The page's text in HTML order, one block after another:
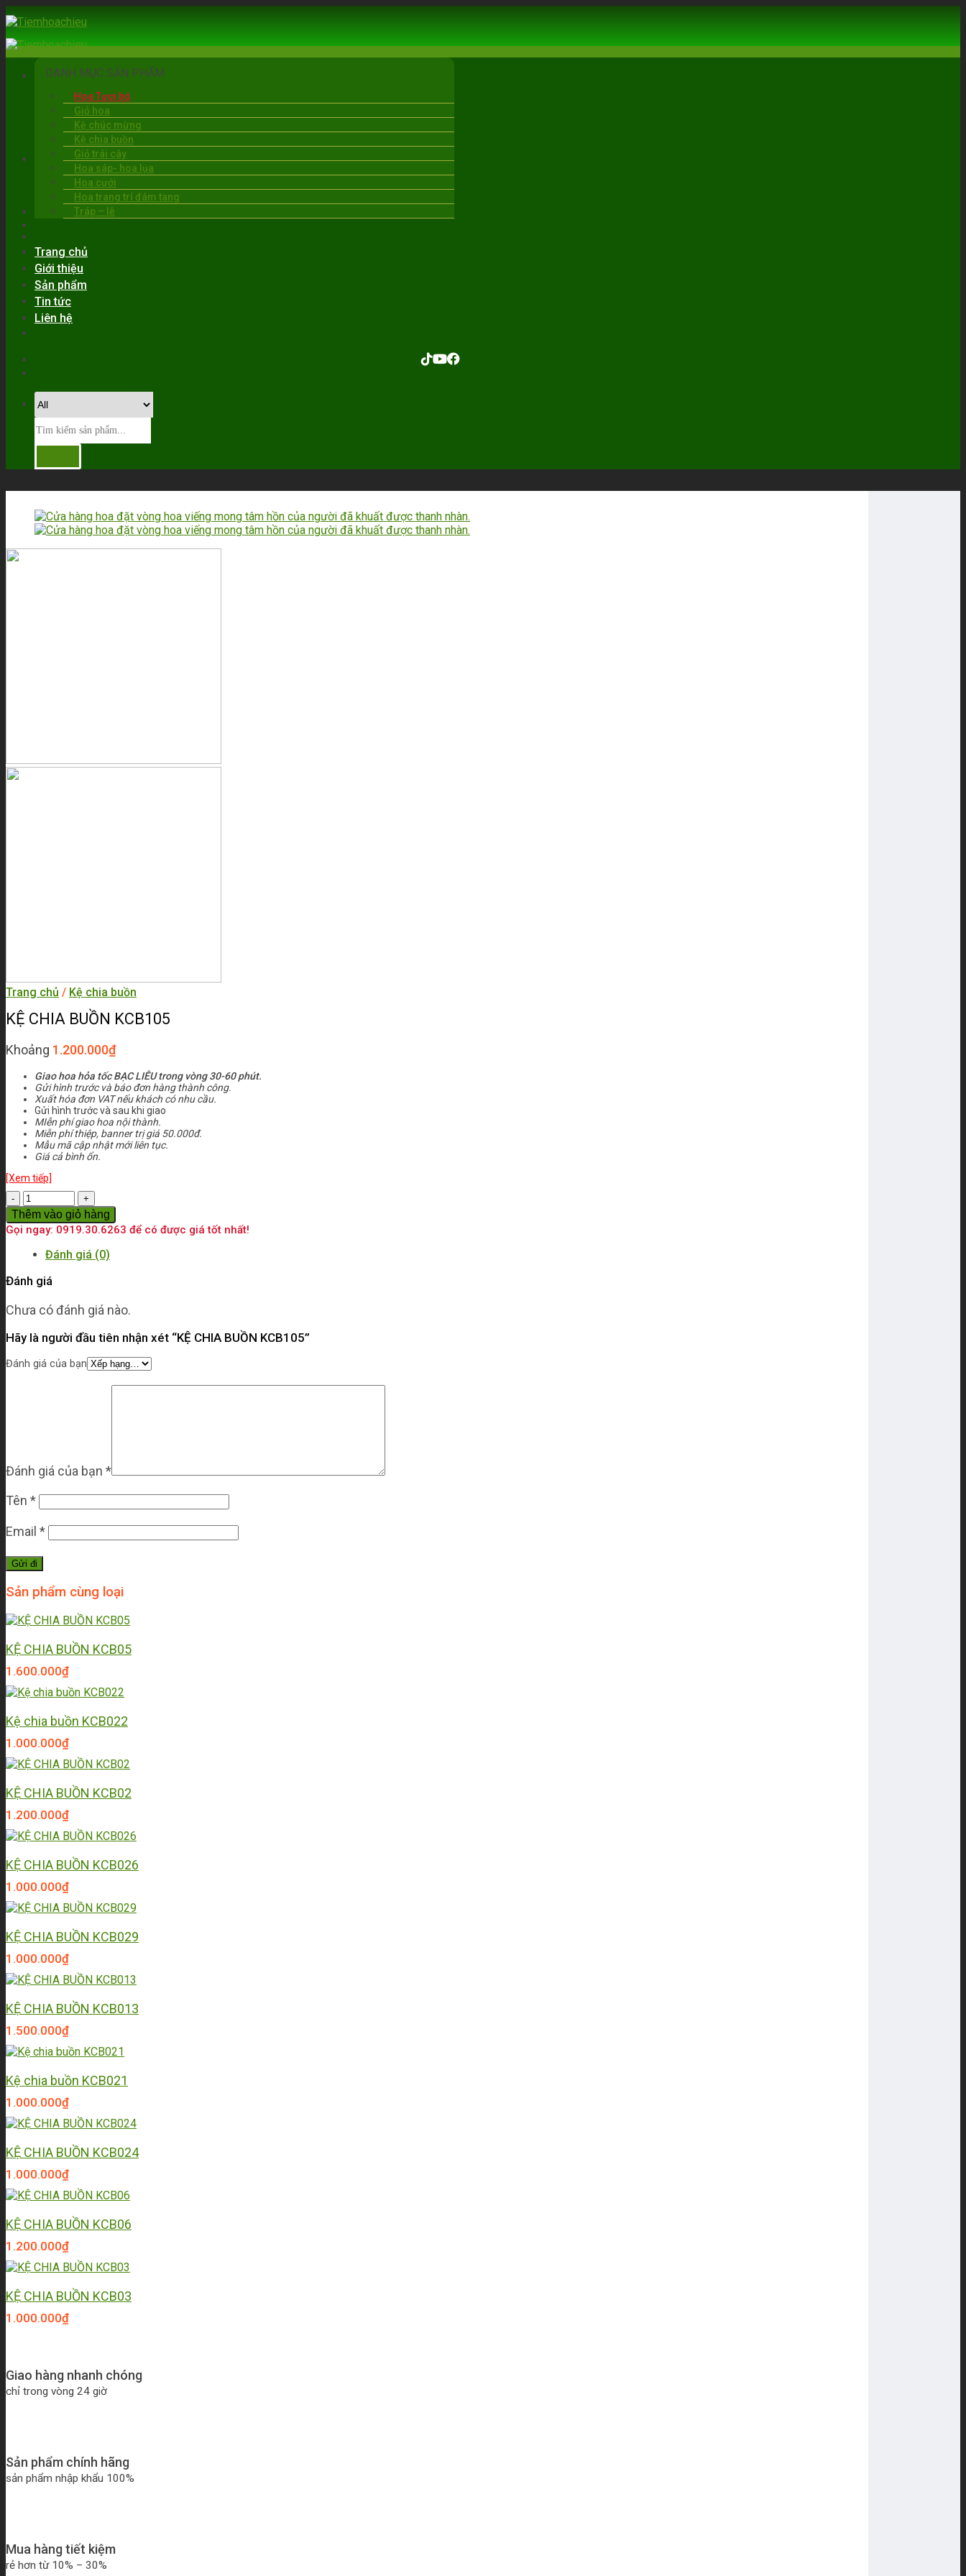
Skip
to
content
BẠC LIÊU
06:00 - 22:00
0919.30.6263
DANH MỤC SẢN PHẨM
Hoa Tươi bó
Giỏ hoa
Kệ chúc mừng
Kệ chia buồn
Giỏ trái cây
Hoa sáp- hoa lụa
Hoa cưới
Hoa trang trí đám tang
Tráp – lễ
Trang chủ
Giới thiệu
Sản phẩm
Tin tức
Liên hệ
Trang chủ / Kệ chia buồn
KỆ CHIA BUỒN KCB105
Khoảng 1.200.000₫
Giao hoa hỏa tốc BẠC LIÊU trong vòng 30-60 phút.
Gửi hình trước và báo đơn hàng thành công.
Xuất hóa đơn VAT nếu khách có nhu cầu.
Gửi hình trước và sau khi giao
MIễn phí giao hoa nội thành.
Miễn phí thiệp, banner trị giá 50.000đ.
Mẫu mã cập nhật mới liên tục.
Giá cả bình ổn.
[Xem tiếp]
Số
lượng
Thêm vào giỏ hàng
Gọi ngay: 0919.30.6263 để có được giá tốt nhất!
Đánh giá (0)
Đánh giá
Chưa có đánh giá nào.
Hãy là người đầu tiên nhận xét “KỆ CHIA BUỒN KCB105”
Đánh giá của bạn
Đánh giá của bạn *
Tên *
Email *
Sản phẩm cùng loại
KỆ CHIA BUỒN KCB05
1.600.000₫
Kệ chia buồn KCB022
1.000.000₫
KỆ CHIA BUỒN KCB02
1.200.000₫
KỆ CHIA BUỒN KCB026
1.000.000₫
KỆ CHIA BUỒN KCB029
1.000.000₫
KỆ CHIA BUỒN KCB013
1.500.000₫
Kệ chia buồn KCB021
1.000.000₫
KỆ CHIA BUỒN KCB024
1.000.000₫
KỆ CHIA BUỒN KCB06
1.200.000₫
KỆ CHIA BUỒN KCB03
1.000.000₫
Giao hàng nhanh chóng
chỉ trong vòng 24 giờ
Sản phẩm chính hãng
sản phẩm nhập khẩu 100%
Mua hàng tiết kiệm
rẻ hơn từ 10% – 30%